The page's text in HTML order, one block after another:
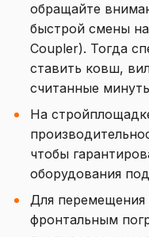
обращайте
быстрой смены
Coupler). Тогда
ставить ковш,
считанные
На
чтобы
оборудования
Для перемещения
фронтальным